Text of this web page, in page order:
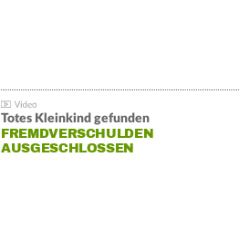
Totes Kleinkind gefunden
FREMDVERSCHULDEN
AUSGESCHLOSSEN